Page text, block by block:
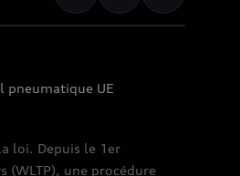
pneumatique UE
loi. Depuis le 1er
(WLTP), une procédure